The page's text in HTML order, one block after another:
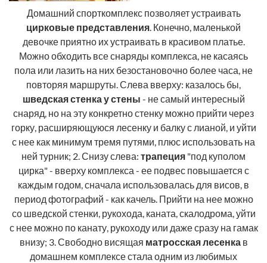
Домашний спорткомплекс позволяет устраивать
цирковые представления. Конечно, маленькой
девочке приятно их устраивать в красивом платье.
Можно обходить все снаряды комплекса, не касаясь
пола или лазить на них безостановочно более часа, не
повторяя маршруты. Слева вверху: казалось бы,
шведская стенка у стены - не самый интересный
снаряд, но на эту конкретно стенку можно прийти через
горку, расширяющуюся лесенку и балку с лианой, и уйти
с нее как минимум тремя путями, плюс использовать на
ней турник; 2. Снизу слева: трапеция "под куполом
цирка" - вверху комплекса - ее подвес повышается с
каждым годом, сначала использовалась для висов, в
период фотографий - как качель. Прийти на нее можно
со шведской стенки, рукохода, каната, скалодрома, уйти
с нее можно по канату, рукоходу или даже сразу на гамак
внизу; 3. Свободно висящая матросская лесенка в
домашнем комплексе стала одним из любимых